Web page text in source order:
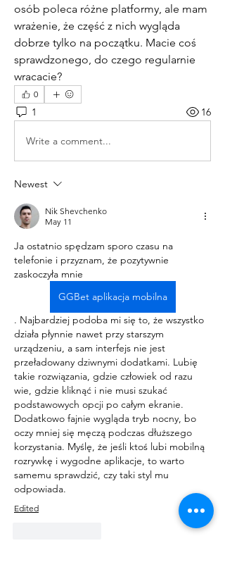
osób poleca różne platformy, ale mam
wrażenie, że część z nich wygląda
dobrze tylko na początku. Macie coś
sprawdzonego, do czego regularnie
wracacie?
0
1 16
Write a comment...
Newest
Nik Shevchenko
May 11
Ja ostatnio spędzam sporo czasu na
telefonie i przyznam, że pozytywnie
zaskoczyła mnie
GGBet aplikacja mobilna
. Najbardziej podoba mi się to, że wszystko
działa płynnie nawet przy starszym
urządzeniu, a sam interfejs nie jest
przeładowany dziwnymi dodatkami. Lubię
takie rozwiązania, gdzie człowiek od razu
wie, gdzie kliknąć i nie musi szukać
podstawowych opcji po całym ekranie.
Dodatkowo fajnie wygląda tryb nocny, bo
oczy mniej się męczą podczas dłuższego
korzystania. Myślę, że jeśli ktoś lubi mobilną
rozrywkę i wygodne aplikacje, to warto
samemu sprawdzić, czy taki styl mu
odpowiada.
Edited